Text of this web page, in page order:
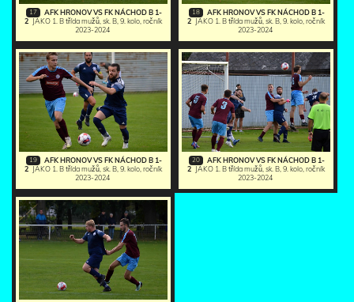
17
AFK HRONOV VS FK NÁCHOD B 1-
2 JAKO 1. B třída mužů, sk. B, 9. kolo, ročník
2023-2024
18
AFK HRONOV VS FK NÁCHOD B 1-
2 JAKO 1. B třída mužů, sk. B, 9. kolo, ročník
2023-2024
19
AFK HRONOV VS FK NÁCHOD B 1-
2
JAKO 1. B třída mužů, sk. B, 9. kolo, ročník
2023-2024
20
AFK HRONOV VS FK NÁCHOD B 1-
2
JAKO 1. B třída mužů, sk. B, 9. kolo, ročník
2023-2024